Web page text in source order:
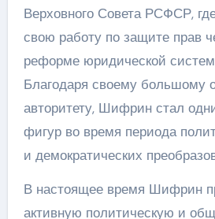
Верховного Совета РСФСР,
свою работу по защите прав
реформе юридической
Благодаря своему большому
авторитету, Шифрин стал
фигур во время периода
и демократических
В настоящее время Шифрин
активную политическую и